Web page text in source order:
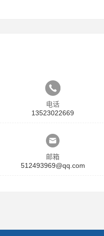
电话
13523022669
邮箱
512493969@qq.com